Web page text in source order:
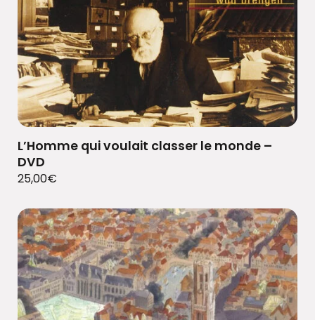
L’Homme qui voulait classer le monde –
DVD
25,00€